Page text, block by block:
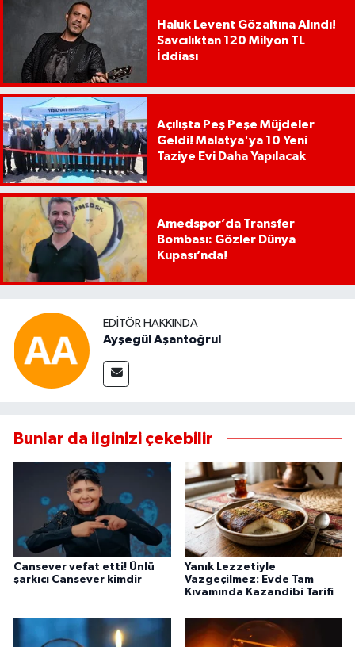
Haluk Levent Gözaltına Alındı!
Savcılıktan 120 Milyon TL
İddiası
Açılışta Peş Peşe Müjdeler
Geldi! Malatya'ya 10 Yeni
Taziye Evi Daha Yapılacak
Amedspor’da Transfer
Bombası: Gözler Dünya
Kupası’nda!
EDITÖR HAKKINDA
Ayşegül Aşantoğrul
Bunlar da ilginizi çekebilir
Cansever vefat etti! Ünlü
şarkıcı Cansever kimdir
Yanık Lezzetiyle
Vazgeçilmez: Evde Tam
Kıvamında Kazandibi Tarifi